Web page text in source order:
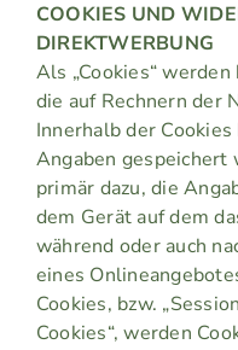
COOKIES UND
DIREKTWERBUNG
Als „Cookies“
die auf Rechnern der
Innerhalb der
Angaben gespeichert
primär dazu, die
dem Gerät auf dem
während oder auch
eines
Cookies, bzw.
Cookies“, werden